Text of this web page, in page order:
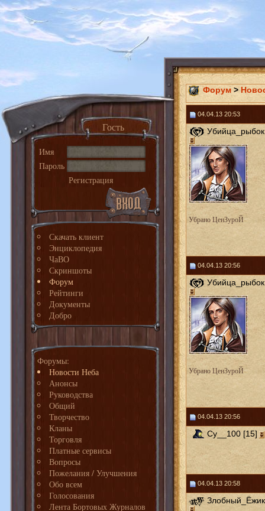
Гость
Имя
Пароль
Регистрация
Скачать клиент
Энциклопедия
ЧаВО
Скриншоты
Форум
Рейтинги
Документы
Добро
Форумы:
Новости Неба
Анонсы
Руководства
Общий
Творчество
Кланы
Торговля
Платные сервисы
Вопросы
Пожелания / Улучшения
Обо всем
Голосования
Лента Бортовых Журналов
Форум >
04.04.13 20:53
Убрано ЦенЗуроЙ
04.04.13 20:56
Убрано ЦенЗуроЙ
04.04.13 20:56
Cy__100 [15]
04.04.13 20:58